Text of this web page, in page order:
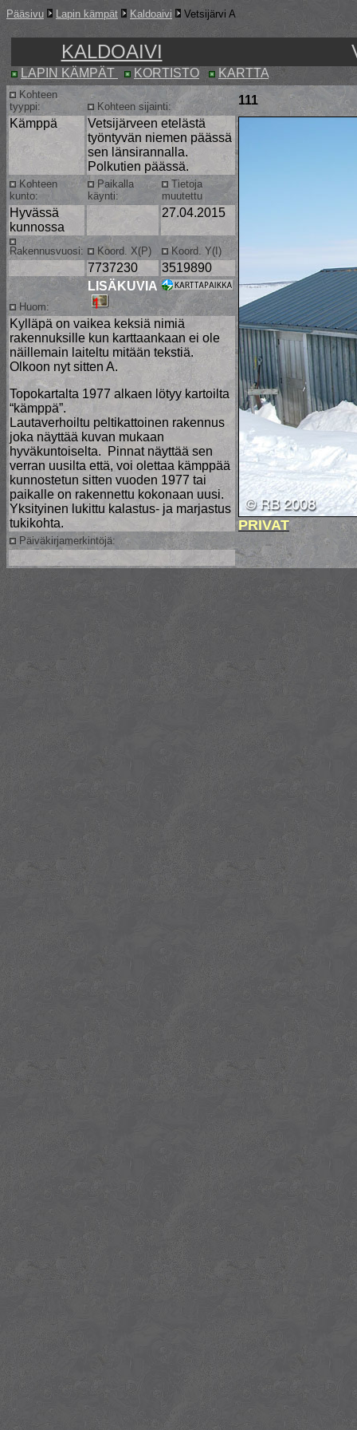
Pääsivu Lapin kämpät Kaldoaivi Vetsijärvi A
KALDOAIVI
LAPIN KÄMPÄT KORTISTO KARTTA
Kohteen
tyyppi:
Kohteen sijainti:
111
Kämppä
Vetsijärveen etelästä
työntyvän niemen päässä
sen länsirannalla.
Polkutien päässä.
PRIVAT
Kohteen
kunto:
Paikalla
käynti:
Tietoja
muutettu
Hyvässä
kunnossa
27.04.2015
Rakennusvuosi: Koord. X(P) Koord. Y(I)
7737230 3519890
Huom:
LISÄKUVIA
Kylläpä on vaikea keksiä nimiä
rakennuksille kun karttaankaan ei ole
näillemain laiteltu mitään tekstiä.
Olkoon nyt sitten A.
Topokartalta 1977 alkaen lötyy kartoilta
“kämppä”.
Lautaverhoiltu peltikattoinen rakennus
joka näyttää kuvan mukaan
hyväkuntoiselta. Pinnat näyttää sen
verran uusilta että, voi olettaa kämppää
kunnostetun sitten vuoden 1977 tai
paikalle on rakennettu kokonaan uusi.
Yksityinen lukittu kalastus- ja marjastus
tukikohta.
Päiväkirjamerkintöjä: